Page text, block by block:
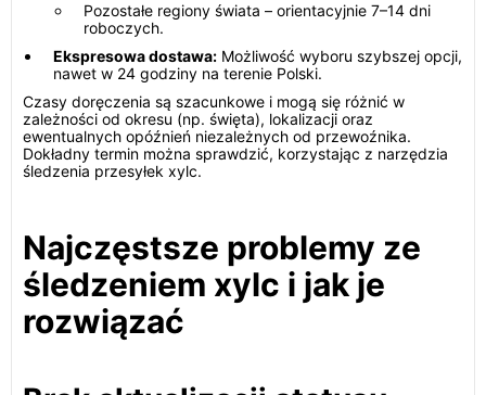
Pozostałe regiony świata – orientacyjnie 7–14 dni
roboczych.
Ekspresowa dostawa: Możliwość wyboru szybszej opcji,
nawet w 24 godziny na terenie Polski.
Czasy doręczenia są szacunkowe i mogą się różnić w
zależności od okresu (np. święta), lokalizacji oraz
ewentualnych opóźnień niezależnych od przewoźnika.
Dokładny termin można sprawdzić, korzystając z narzędzia
śledzenia przesyłek xylc.
Najczęstsze problemy ze
śledzeniem xylc i jak je
rozwiązać